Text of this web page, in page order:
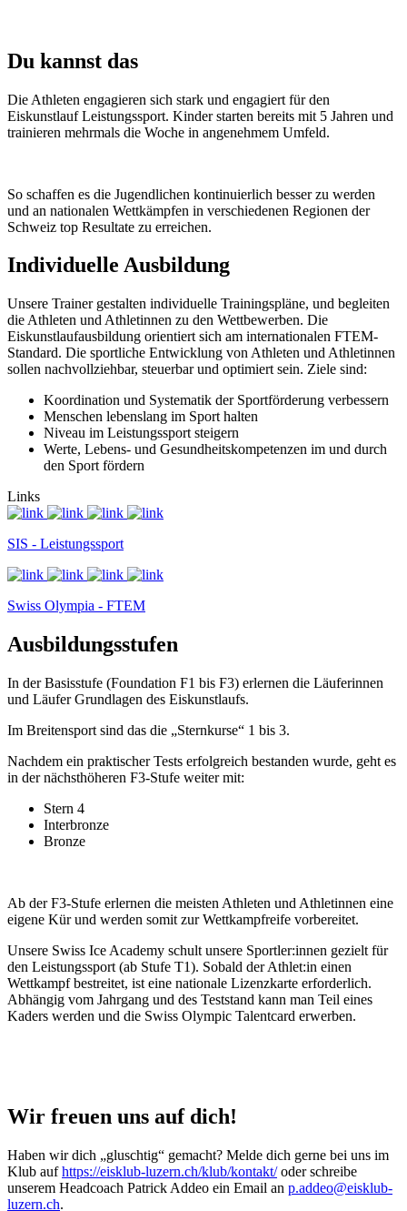
Du kannst das
Die Athleten engagieren sich stark und engagiert für den
Eiskunstlauf Leistungssport. Kinder starten bereits mit 5 Jahren und
trainieren mehrmals die Woche in angenehmem Umfeld.
So schaffen es die Jugendlichen kontinuierlich besser zu werden
und an nationalen Wettkämpfen in verschiedenen Regionen der
Schweiz top Resultate zu erreichen.
Individuelle Ausbildung
Unsere Trainer gestalten individuelle Trainingspläne, und begleiten
die Athleten und Athletinnen zu den Wettbewerben. Die
Eiskunstlaufausbildung orientiert sich am internationalen FTEM-
Standard. Die sportliche Entwicklung von Athleten und Athletinnen
sollen nachvollziehbar, steuerbar und optimiert sein. Ziele sind:
Koordination und Systematik der Sportförderung verbessern
Menschen lebenslang im Sport halten
Niveau im Leistungssport steigern
Werte, Lebens- und Gesundheitskompetenzen im und durch
den Sport fördern
Links
SIS - Leistungssport
Swiss Olympia - FTEM
Ausbildungsstufen
In der Basisstufe (Foundation F1 bis F3) erlernen die Läuferinnen
und Läufer Grundlagen des Eiskunstlaufs.
Im Breitensport sind das die „Sternkurse“ 1 bis 3.
Nachdem ein praktischer Tests erfolgreich bestanden wurde, geht es
in der nächsthöheren F3-Stufe weiter mit:
Stern 4
Interbronze
Bronze
Ab der F3-Stufe erlernen die meisten Athleten und Athletinnen eine
eigene Kür und werden somit zur Wettkampfreife vorbereitet.
Unsere Swiss Ice Academy schult unsere Sportler:innen gezielt für
den Leistungssport (ab Stufe T1). Sobald der Athlet:in einen
Wettkampf bestreitet, ist eine nationale Lizenzkarte erforderlich.
Abhängig vom Jahrgang und des Teststand kann man Teil eines
Kaders werden und die Swiss Olympic Talentcard erwerben.
Wir freuen uns auf dich!
Haben wir dich „gluschtig“ gemacht? Melde dich gerne bei uns im
Klub aufhttps://eisklub-luzern.ch/klub/kontakt/oder schreibe
unserem Headcoach Patrick Addeo ein Email an p.addeo@eisklub-
luzern.ch.